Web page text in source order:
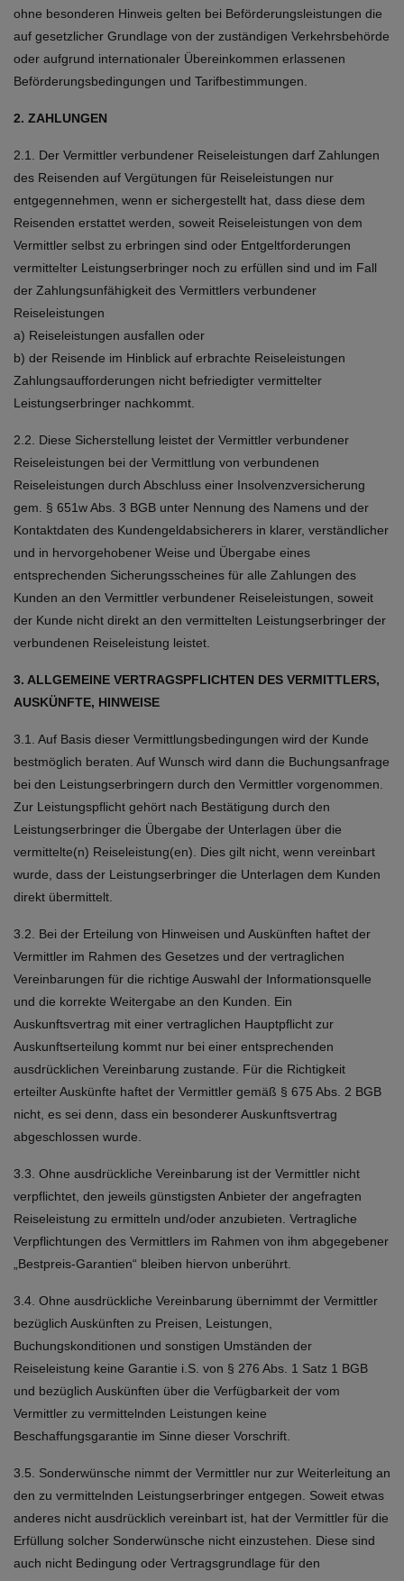
ohne besonderen Hinweis gelten bei Beförderungsleistungen die
auf gesetzlicher Grundlage von der zuständigen Verkehrsbehörde
oder aufgrund internationaler Übereinkommen erlassenen
Beförderungsbedingungen und Tarifbestimmungen.
2. ZAHLUNGEN
2.1. Der Vermittler verbundener Reiseleistungen darf Zahlungen
des Reisenden auf Vergütungen für Reiseleistungen nur
entgegennehmen, wenn er sichergestellt hat, dass diese dem
Reisenden erstattet werden, soweit Reiseleistungen von dem
Vermittler selbst zu erbringen sind oder Entgeltforderungen
vermittelter Leistungserbringer noch zu erfüllen sind und im Fall
der Zahlungsunfähigkeit des Vermittlers verbundener
Reiseleistungen
a) Reiseleistungen ausfallen oder
b) der Reisende im Hinblick auf erbrachte Reiseleistungen
Zahlungsaufforderungen nicht befriedigter vermittelter
Leistungserbringer nachkommt.
2.2. Diese Sicherstellung leistet der Vermittler verbundener
Reiseleistungen bei der Vermittlung von verbundenen
Reiseleistungen durch Abschluss einer Insolvenzversicherung
gem. § 651w Abs. 3 BGB unter Nennung des Namens und der
Kontaktdaten des Kundengeldabsicherers in klarer, verständlicher
und in hervorgehobener Weise und Übergabe eines
entsprechenden Sicherungsscheines für alle Zahlungen des
Kunden an den Vermittler verbundener Reiseleistungen, soweit
der Kunde nicht direkt an den vermittelten Leistungserbringer der
verbundenen Reiseleistung leistet.
3. ALLGEMEINE VERTRAGSPFLICHTEN DES VERMITTLERS,
AUSKÜNFTE, HINWEISE
3.1. Auf Basis dieser Vermittlungsbedingungen wird der Kunde
bestmöglich beraten. Auf Wunsch wird dann die Buchungsanfrage
bei den Leistungserbringern durch den Vermittler vorgenommen.
Zur Leistungspflicht gehört nach Bestätigung durch den
Leistungserbringer die Übergabe der Unterlagen über die
vermittelte(n) Reiseleistung(en). Dies gilt nicht, wenn vereinbart
wurde, dass der Leistungserbringer die Unterlagen dem Kunden
direkt übermittelt.
3.2. Bei der Erteilung von Hinweisen und Auskünften haftet der
Vermittler im Rahmen des Gesetzes und der vertraglichen
Vereinbarungen für die richtige Auswahl der Informationsquelle
und die korrekte Weitergabe an den Kunden. Ein
Auskunftsvertrag mit einer vertraglichen Hauptpflicht zur
Auskunftserteilung kommt nur bei einer entsprechenden
ausdrücklichen Vereinbarung zustande. Für die Richtigkeit
erteilter Auskünfte haftet der Vermittler gemäß § 675 Abs. 2 BGB
nicht, es sei denn, dass ein besonderer Auskunftsvertrag
abgeschlossen wurde.
3.3. Ohne ausdrückliche Vereinbarung ist der Vermittler nicht
verpflichtet, den jeweils günstigsten Anbieter der angefragten
Reiseleistung zu ermitteln und/oder anzubieten. Vertragliche
Verpflichtungen des Vermittlers im Rahmen von ihm abgegebener
„Bestpreis-Garantien“ bleiben hiervon unberührt.
3.4. Ohne ausdrückliche Vereinbarung übernimmt der Vermittler
bezüglich Auskünften zu Preisen, Leistungen,
Buchungskonditionen und sonstigen Umständen der
Reiseleistung keine Garantie i.S. von § 276 Abs. 1 Satz 1 BGB
und bezüglich Auskünften über die Verfügbarkeit der vom
Vermittler zu vermittelnden Leistungen keine
Beschaffungsgarantie im Sinne dieser Vorschrift.
3.5. Sonderwünsche nimmt der Vermittler nur zur Weiterleitung an
den zu vermittelnden Leistungserbringer entgegen. Soweit etwas
anderes nicht ausdrücklich vereinbart ist, hat der Vermittler für die
Erfüllung solcher Sonderwünsche nicht einzustehen. Diese sind
auch nicht Bedingung oder Vertragsgrundlage für den